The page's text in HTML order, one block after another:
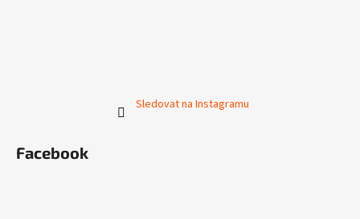
Sledovat na Instagramu
Facebook